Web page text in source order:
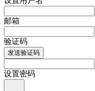
邮箱
验证码
发送验证码
设置密码